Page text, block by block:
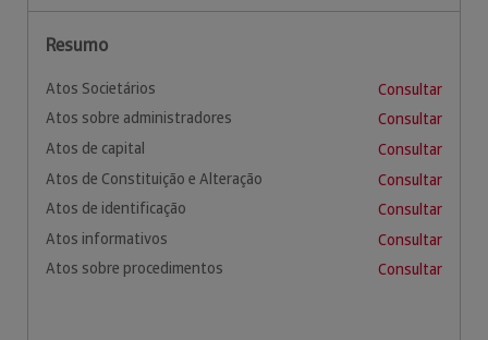
Resumo
Atos Societários
Consultar
Atos sobre administradores
Consultar
Atos de capital
Consultar
Atos de Constituição e Alteração
Consultar
Atos de identificação
Consultar
Atos informativos
Consultar
Atos sobre procedimentos
Consultar